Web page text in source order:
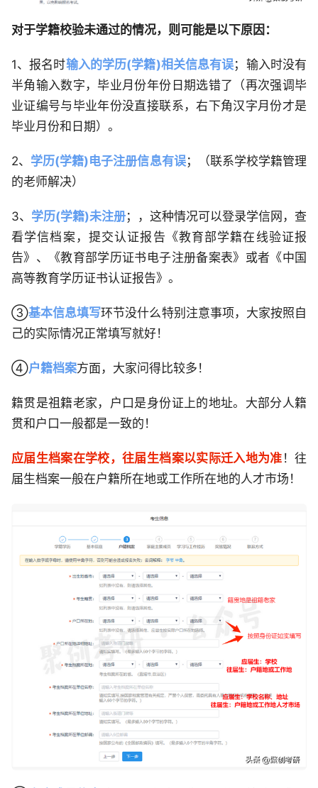
对于学籍校验未通过的情况，则可能是以下原因：
1、报名时输入的学历(学籍)相关信息有误；输入时没有
半角输入数字，毕业月份年份日期选错了（再次强调毕
业证编号与毕业年份没直接联系，右下角汉字月份才是
毕业月份和日期）。
2、 学历(学籍)电子注册信息有误；（联系学校学籍管理
的老师解决）
3、 学历(学籍)未注册；，这种情况可以登录学信网，查
看学信档案，提交认证报告《教育部学籍在线验证报
告》、《教育部学历证书电子注册备案表》或者《中国
高等教育学历证书认证报告》。
③基本信息填写环节没什么特别注意事项，大家按照自
己的实际情况正常填写就好！
④户籍档案方面，大家问得比较多！
籍贯是祖籍老家，户口是身份证上的地址。大部分人籍
贯和户口一般都是一致的！
应届生档案在学校，往届生档案以实际迁入地为准 ！往
届生档案一般在户籍所在地或工作所在地的人才市场！